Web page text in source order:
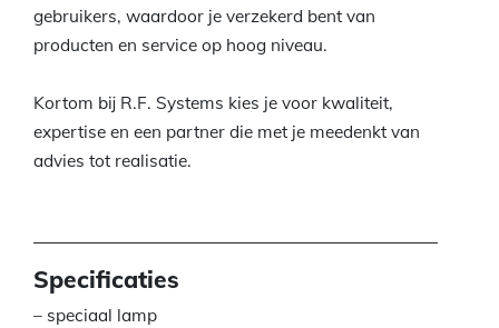
gebruikers, waardoor je verzekerd bent van
producten en service op hoog niveau.
Kortom bij R.F. Systems kies je voor kwaliteit,
expertise en een partner die met je meedenkt van
advies tot realisatie.
Specificaties
– speciaal lamp